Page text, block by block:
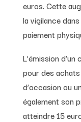
euros. Cette
la vigilance
paiement
L’émission
pour des
d’occasion ou
également son
atteindre 15